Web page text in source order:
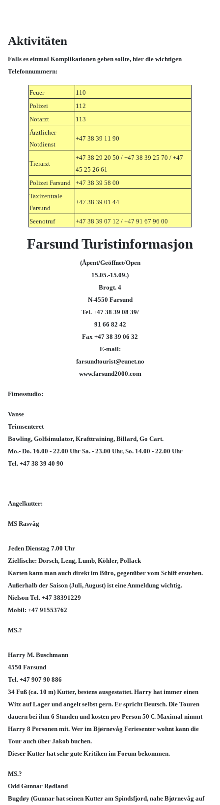
Aktivitäten
Falls es einmal Komplikationen geben sollte, hier die wichtigen
Telefonnummern:
Feuer
110
Polizei
112
Notarzt
113
Ärztlicher
Notdienst
+47 38 39 11 90
Tierarzt
+47 38 29 20 50 / +47 38 39 25 70 / +47
45 25 26 61
Polizei Farsund
+47 38 39 58 00
Taxizentrale
Farsund
+47 38 39 01 44
Seenotruf +47 38 39 07 12 / +47 91 67 96 00
Farsund Turistinformasjon
(Åpent/Geöffnet/Open
15.05.-15.09.)
Brogt. 4
N-4550 Farsund
Tel. +47 38 39 08 39/
91 66 82 42
Fax +47 38 39 06 32
E-mail:
farsundtourist@eunet.no
www.farsund2000.com
Fitnesstudio:
Vanse
Trimsenteret
Bowling, Golfsimulator, Krafttraining, Billard, Go Cart.
Mo.- Do. 16.00 - 22.00 Uhr Sa. - 23.00 Uhr, So. 14.00 - 22.00 Uhr
Tel. +47 38 39 40 90
Angelkutter:
MS Rasvåg
Jeden Dienstag 7.00 Uhr
Zielfische: Dorsch, Leng, Lumb, Köhler, Pollack
Karten kann man auch direkt im Büro, gegenüber vom Schiff erstehen.
Außerhalb der Saison (Juli, August) ist eine Anmeldung wichtig.
Nielson Tel. +47 38391229
Mobil: +47 91553762
MS.?
Harry M. Buschmann
4550 Farsund
Tel. +47 907 90 886
34 Fuß (ca. 10 m) Kutter, bestens ausgestattet. Harry hat immer einen
Witz auf Lager und angelt selbst gern. Er spricht Deutsch. Die Touren
dauern bei ihm 6 Stunden und kosten pro Person 50 €. Maximal nimmt
Harry 8 Personen mit. Wer im Bjørnevåg Feriesenter wohnt kann die
Tour auch über Jakob buchen.
Dieser Kutter hat sehr gute Kritiken im Forum bekommen.
MS.?
Odd Gunnar Rødland
Bugdøy (Gunnar hat seinen Kutter am Spindsfjord, nahe Bjørnevåg auf